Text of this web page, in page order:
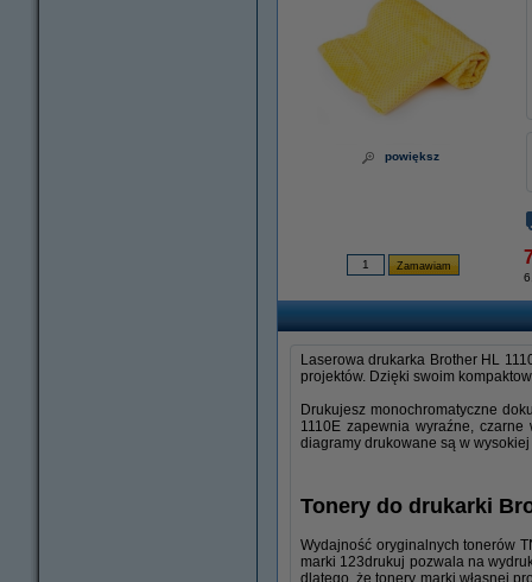
powiększ
Laserowa drukarka Brother HL
projektów. Dzięki swoim
Drukujesz monochromatyczne
1110E zapewnia wyraźne,
diagramy drukowane są w
Tonery do drukarki
Wydajność oryginalnych tonerów
marki 123drukuj pozwala na
dlatego, że tonery marki własnej